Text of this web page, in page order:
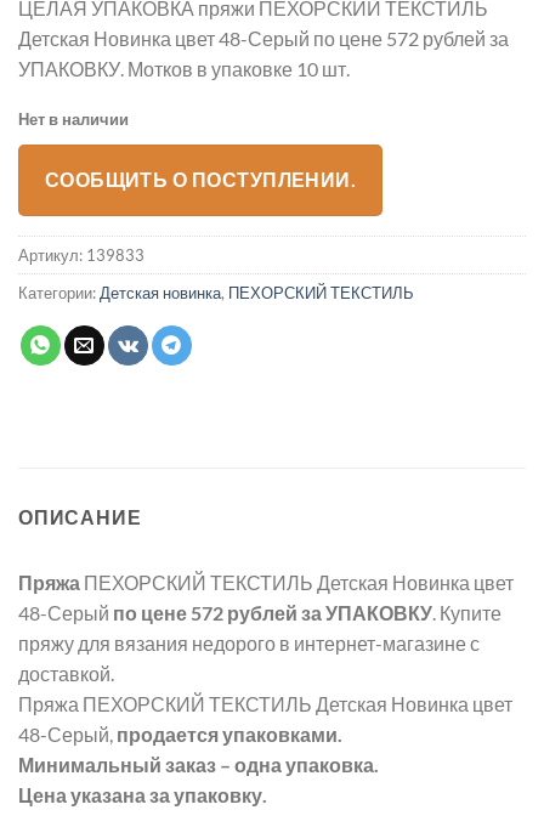
ЦЕЛАЯ УПАКОВКА пряжи ПЕХОРСКИЙ ТЕКСТИЛЬ
Детская Новинка цвет 48-Серый по цене 572 рублей за
УПАКОВКУ. Мотков в упаковке 10 шт.
Нет в наличии
СООБЩИТЬ О ПОСТУПЛЕНИИ.
Артикул: 139833
Категории: Детская новинка, ПЕХОРСКИЙ ТЕКСТИЛЬ
ОПИСАНИЕ
Пряжа ПЕХОРСКИЙ ТЕКСТИЛЬ Детская Новинка цвет
48-Серый по цене 572 рублей за УПАКОВКУ . Купите
пряжу для вязания недорого в интернет-магазине с
доставкой.
Пряжа ПЕХОРСКИЙ ТЕКСТИЛЬ Детская Новинка цвет
48-Серый, продается упаковками.
Минимальный заказ – одна упаковка.
Цена указана за упаковку.